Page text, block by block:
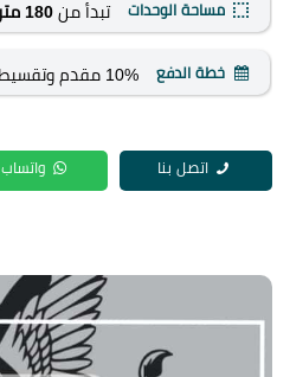
مساحة الوحدات تبدأ من 180 متر مربع
خطة الدفع 10% مقدم وتقسيط 8 سنوات
اتصل بنا واتساب